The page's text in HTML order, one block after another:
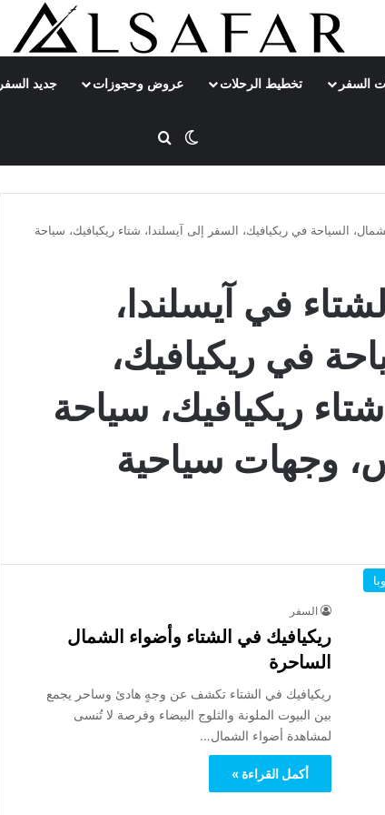
السفر تخطيط الرحلات عروض وحجوزات جديد السفر
الوضع المظلم
بحث عن
السياحة في ريكيافيك، السفر إلى آيسلندا، شتاء ريكيافيك، سياحة
في آيسلندا،
في ريكيافيك،
ريكيافيك، سياحة
وجهات سياحية
السفر
ريكيافيك في الشتاء وأضواء الشمال
الساحرة
ريكيافيك في الشتاء تكشف عن وجهٍ هادئ وساحر يجمع
بين البيوت الملونة والثلوج البيضاء وفرصة لا تُنسى
لمشاهدة أضواء الشمال…
أكمل القراءة »